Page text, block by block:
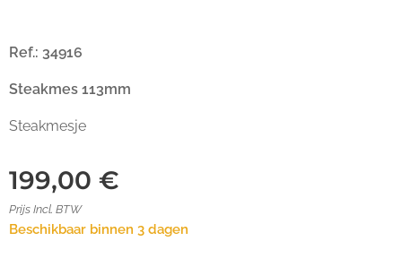
Ref.: 34916
Steakmes 113mm
Steakmesje
199,00 €
Prijs Incl. BTW
Beschikbaar binnen 3 dagen